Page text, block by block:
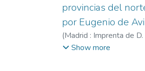
provincias del
por Eugenio de
(Madrid : Imprenta de D.
1844)Aviraneta e
Show more